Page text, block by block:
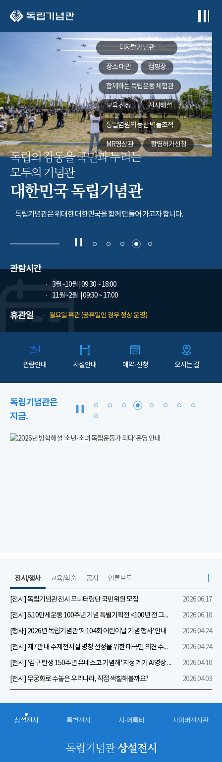
디지털기념관
장소 대관 캠핑장
함께하는독립운동 체험관
교육 신청 전시해설
통일염원의 동산벽돌조적
MR영상관 촬영허가신청
독립의 감동을 국민과 누리는
모두의 기념관
대한민국 독립기념관
독립기념관은 위대한 대한민국을 함께 만들어 가고자 합니다.
관람시간
3월~10월 | 09:30 ~ 18:00
11월~2월
| 09:30 ~ 17:00
휴관일 월요일 휴관 (공휴일인 경우 정상 운영)
관람안내 시설안내 예약·신청 오시는 길
독립기념관은
지금.
전시/행사
[전시] 독립기념관 전시 모니터링단 국민위원 모집
2026.06.17
[전시] 6.10만세운동 100주년 기념 특별기획전 <100년 전 그날을 보다: 6.10만세운동>
2026.06.10
[행사] 2026년 독립기념관 ‘제104회 어린이날 기념 행사’ 안내
2026.04.24
[전시] 제7관 내 주제전시실 명칭 선정을 위한 대국민 의견 수렴 실시
2026.04.24
[전시] '김구 탄생 150주년 유네스코 기념해' 지정 계기 AI영상 국민공모 개최 안내
2026.04.10
[전시] 무궁화로 수놓은 우리나라, 직접 색칠해볼까요?
2026.04.03
교육/학술 공지 언론보도
상설전시 특별전시 시·어록비 사이버전시관
독립기념관상설전시